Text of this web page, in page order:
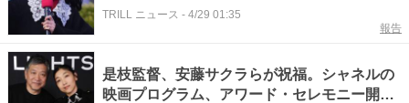
「オーラがハンパない」「圧倒的」
TRILL ニュース - 4/29 01:35
報告
是枝監督、安藤サクラらが祝福。シャネルの
映画プログラム、アワード・セレモニー開